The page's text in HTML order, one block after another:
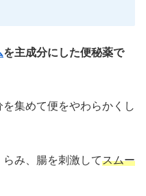
を主成分にした便秘薬で
集めて便をやわらかくし
み、腸を刺激してスムー